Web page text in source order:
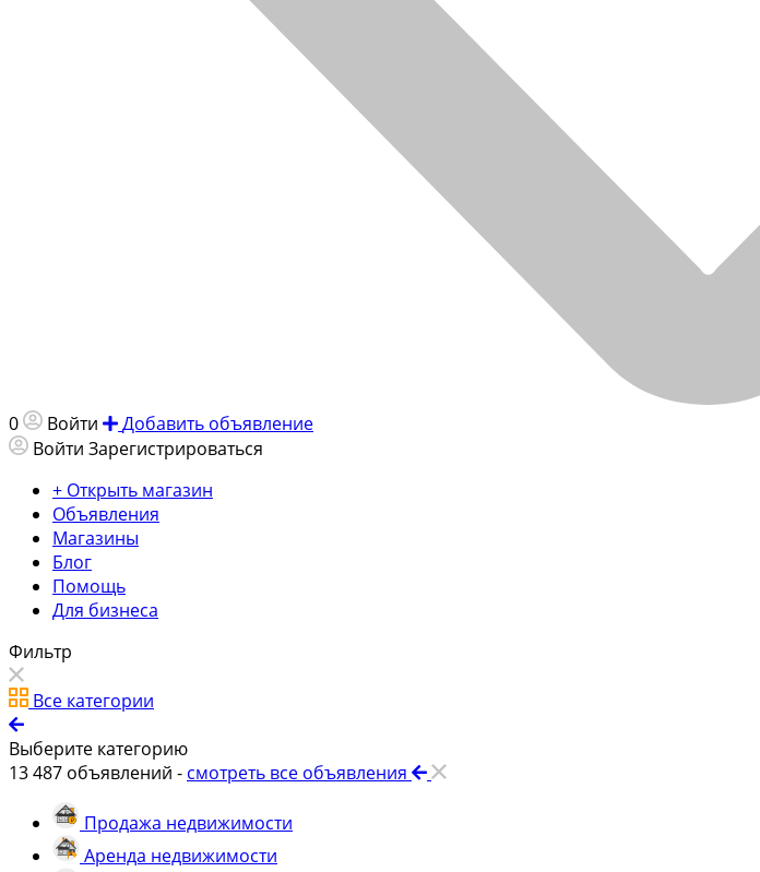
0 Войти
Добавить объявление
Войти Зарегистрироваться
+ Открыть магазин
Объявления
Магазины
Блог
Помощь
Для бизнеса
Фильтр
Все категории
Выберите категорию
13 487 объявлений - смотреть все объявления
Продажа недвижимости
Аренда недвижимости